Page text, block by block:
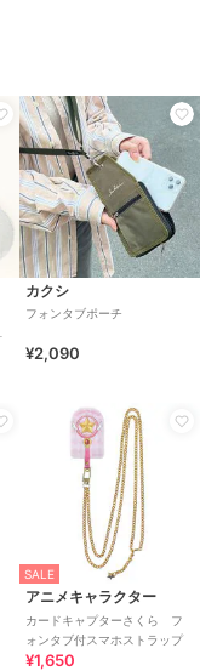
カクシ
フォンタブポーチ
¥2,090
SALE
アニメキャラクター
カードキャプターさくら フ
ォンタブ付スマホストラップ
¥1,650